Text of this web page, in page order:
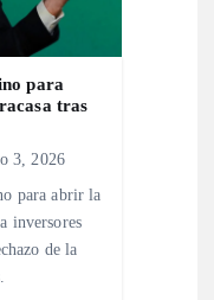
para
tras
3, 2026
para abrir la
inversores
de la